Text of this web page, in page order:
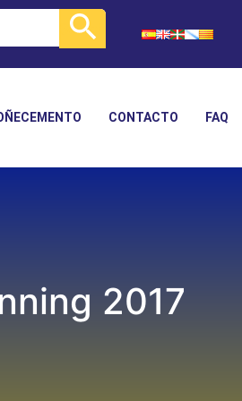
CONTACTO FAQ
2017